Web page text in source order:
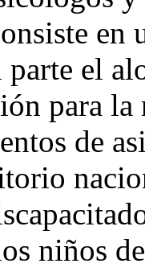
en
parte el
para
de
niños